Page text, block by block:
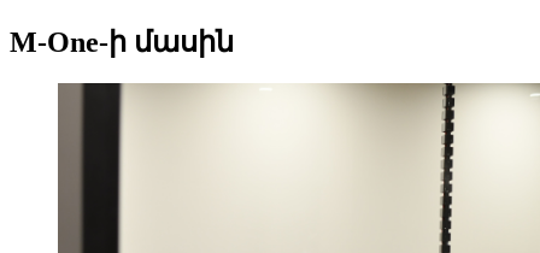
M-One-ի մասին